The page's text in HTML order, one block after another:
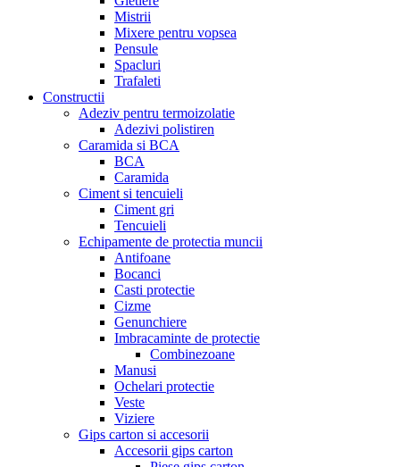
Mistrii
Mixere pentru vopsea
Pensule
Spacluri
Trafaleti
Constructii
Adeziv pentru termoizolatie
Adezivi polistiren
Caramida si BCA
BCA
Caramida
Ciment si tencuieli
Ciment gri
Tencuieli
Echipamente de protectia muncii
Antifoane
Bocanci
Casti protectie
Cizme
Genunchiere
Imbracaminte de protectie
Combinezoane
Manusi
Ochelari protectie
Veste
Viziere
Gips carton si accesorii
Accesorii gips carton